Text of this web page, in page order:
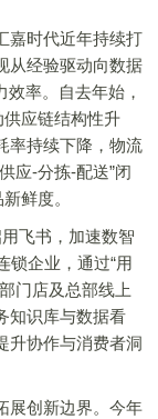
时代近年持续打
从经验驱动向数据
效率。自去年始，
供应链结构性升
率持续下降，物流
应-分拣-配送”闭
鲜度。
飞书，加速数智
锁企业，通过“用
门店及总部线上
知识库与数据看
升协作与消费者洞
创新边界。今年